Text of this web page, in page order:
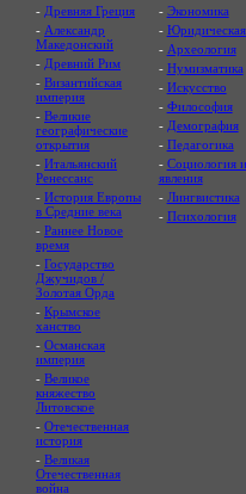
- Древняя Греция
- Александр
Македонский
- Древний Рим
- Византийская
империя
- Великие
географические
открытия
- Итальянский
Ренессанс
- История Европы
в Средние века
- Раннее Новое
время
- Государство
Джучидов /
Золотая Орда
- Крымское
ханство
- Османская
империя
- Великое
княжество
Литовское
- Отечественная
история
- Великая
Отечественная
война
- Экономика
- Юридическая
- Археология
- Нумизматика
- Искусство
- Философия
- Демография
- Педагогика
- Социология
явления
- Лингвистика
- Психология